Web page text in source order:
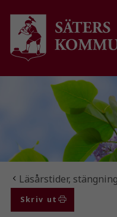
Gå till innehåll
Gå till huvudmeny
Gå till sidomeny
Du är här:
Läsårstider,
Skriv ut